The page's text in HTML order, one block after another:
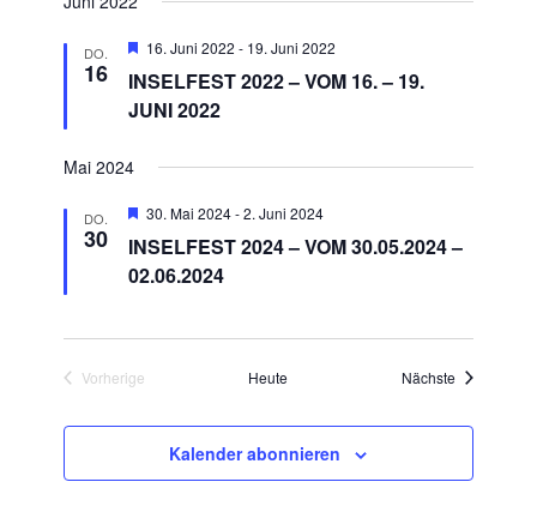
DO.
16
Empfohlen
16. Juni 2022 - 19. Juni 2022
INSELFEST 2022 – VOM 16. – 19.
JUNI 2022
Mai 2024
DO.
30
Empfohlen
30. Mai 2024-2. Juni 2024
INSELFEST 2024 – VOM 30.05.2024 –
02.06.2024
Vorherige
Heute Nächste
Kalender abonnieren